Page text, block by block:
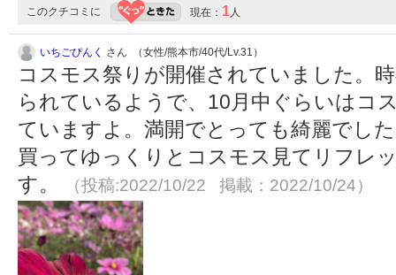
このクチコミに 現在： 1人
いちごぴんく さん （女性/熊本市/40代/Lv.31）
コスモス祭りが開催されていました。
られているようで、10月中ぐらいはコ
ていますよ。満開でとっても綺麗でし
買ってゆっくりとコスモス見てリフレ
す。
（投稿:2022/10/22 掲載：2022/10/24）